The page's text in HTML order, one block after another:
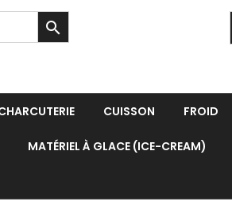

CUISSON FROID
MATÉRIEL À GLACE (ICE-CREAM)